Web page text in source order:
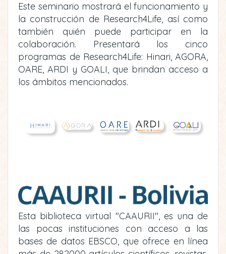
Este seminario mostrará el funcionamiento y
la construcción de Research4Life, así como
también quién puede participar en la
colaboración. Presentará los cinco
programas de Research4Life: Hinari, AGORA,
OARE, ARDI y GOALI, que brindan acceso a
los ámbitos mencionados.
Esta biblioteca virtual "CAAURII", es una de
las pocas instituciones con acceso a las
bases de datos EBSCO, que ofrece en línea